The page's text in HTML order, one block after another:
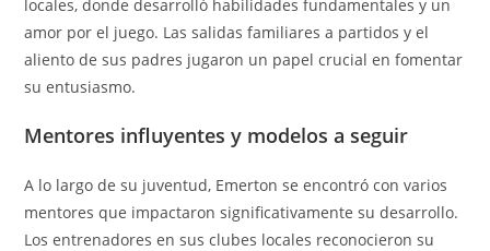
locales, donde desarrolló habilidades fundamentales y un
amor por el juego. Las salidas familiares a partidos y el
aliento de sus padres jugaron un papel crucial en fomentar
su entusiasmo.
Mentores influyentes y modelos a seguir
A lo largo de su juventud, Emerton se encontró con varios
mentores que impactaron significativamente su desarrollo.
Los entrenadores en sus clubes locales reconocieron su